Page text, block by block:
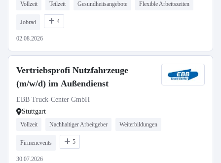
Vollzeit Teilzeit Gesundheitsangebote Flexible Arbeitszeiten
Jobrad 4
02.08.2026
Vertriebsprofi Nutzfahrzeuge
(m/w/d) im Außendienst
EBB Truck-Center GmbH
Stuttgart
Vollzeit Nachhaltiger Arbeitgeber Weiterbildungen
Firmenevents 5
30.07.2026